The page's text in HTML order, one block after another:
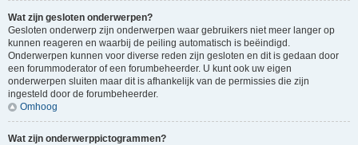
Wat zijn gesloten onderwerpen?
Gesloten onderwerp zijn onderwerpen waar gebruikers niet meer langer op
kunnen reageren en waarbij de peiling automatisch is beëindigd.
Onderwerpen kunnen voor diverse reden zijn gesloten en dit is gedaan door
een forummoderator of een forumbeheerder. U kunt ook uw eigen
onderwerpen sluiten maar dit is afhankelijk van de permissies die zijn
ingesteld door de forumbeheerder.
Omhoog
Wat zijn onderwerppictogrammen?